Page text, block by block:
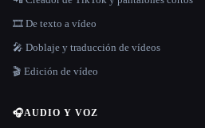
🎞️ De texto a vídeo
🎤 Doblaje y traducción de vídeos
🎬 Edición de vídeo
🎧AUDIO Y VOZ